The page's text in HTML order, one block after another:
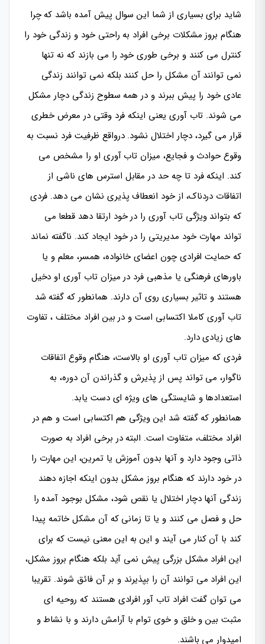
شاید برای بسیاری از شما این سوال پیش آمده باشد که چرا
هنگام بروز مشکلات برخی افراد به راحتی خود و زندگی خود را
کنترل می کنند و برخی طوری خود را می بازند که نه تنها
نمی توانند آن مشکل را حل کنند بلکه نمی توانند زندگی
عادی خود را پیش ببرند و در همه سطوح زندگی دچار مشکل
می شوند. تاب آوری یعنی اینکه فرد وقتی در معرض خطری
قرار می گیرد، دچار اختلال نشود. درواقع ظرفیت فرد نسبت به
وقوع حوادث و فجایع، میزان تاب آوری او را مشخص می
کند. اینکه فرد تا چه حد در مقابل استرس های ناشی از
اتفاقات دردناک، از خود انعطاف پذیری نشان می دهد. فردی
که بتواند ویژگی تاب آوری را در خود ارتقا دهد قطعا می
تواند مهارت خود مدیریتی را در خود ایجاد کند. ناگفته نماند
که حمایت افرادی چون اعضای خانواده، همسر، معلم و یا
باورهای فرهنگی یا مذهبی فرد در میزان تاب آوری او دخیل
هستند و تاثیر بسیاری روی آن دارند. همانطور که گفته شد
تاب آوری کاملا اکتسابی است و در بین افراد مختلف ، تفاوت
های زیادی دارد.
فردی که میزان تاب آوری او بالاست، هنگام وقوع اتفاقات
ناگوار، می تواند پس از پذیرش و گذراندن آن دوره، به
استعدادها و شایستگی های ویژه ای دست یابد.
همانطور که گفته شد این ویژگی هم اکتسابی است و هم در
افراد مختلف، متفاوت است. البته در برخی افراد به صورت
ذاتی وجود دارد و آنها بدون آموزش یا تمرین، این مهارت را
در خود دارند که هنگام بروز مشکل بدون اینکه اجازه دهند
زندگی آنها دچار اختلال یا نقص شود، مشکل بوجود آمده را
حل و فصل می کنند و یا تا زمانی که آن مشکل خاتمه پیدا
کند با آن کنار می آیند و این به این معنی نیست که برای
این افراد مشکل بزرگی پیش نمی آید بلکه هنگام بروز مشکل،
این افراد می توانند آن را بپذیرند و بر آن فائق شوند. تقریبا
می توان گفت افراد تاب آور افرادی هستند که روحیه ای
مثبت بین و خلق و خوی توام با آرامش دارند و با نشاط و
امیدوار می باشند.